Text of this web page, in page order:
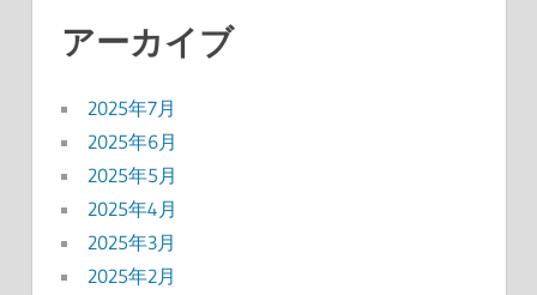
アーカイブ
2025年7月
2025年6月
2025年5月
2025年4月
2025年3月
2025年2月